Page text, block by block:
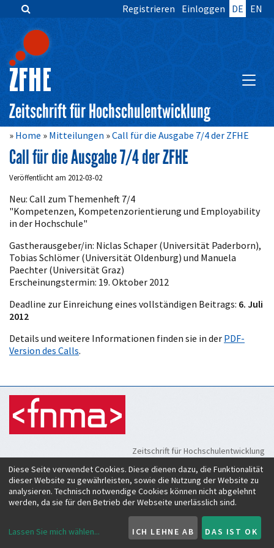
Zum
springen
Hauptnavigation
Inhalt
Sidebar
Registrieren Einloggen DE EN
Zeitschrift für Hochschulentwicklung
Home Mitteilungen Call für die Ausgabe 7/4 der ZFHE
Call für die Ausgabe 7/4 der ZFHE
Veröffentlicht am 2012-03-02
Neu: Call zum Themenheft 7/4
"Kompetenzen, Kompetenzorientierung und Employability
in der Hochschule"
Gastherausgeber/in: Niclas Schaper (Universität Paderborn),
Tobias Schlömer (Universität Oldenburg) und Manuela
Paechter (Universität Graz)
Erscheinungstermin: 19. Oktober 2012
Deadline zur Einreichung eines vollständigen Beitrags: 6. Juli
2012
Details und weitere Informationen finden sie in der PDF-
Version des Calls.
Zeitschrift für Hochschulentwicklung
Rheinstraße 27
A-6890 Lustenau
ISSN:2219-6994
Diese Seite verwendet Cookies. Diese dienen dazu, die Funktionalität
dieser Website zu gewährleisten, sowie die Nutzung der Website zu
analysieren. Technisch notwendige Cookies können nicht abgelehnt
werden, da sie für den Betrieb der Webseite unerlässlich sind.
Lassen Sie mich wählen... ICH LEHNE AB DAS IST OK